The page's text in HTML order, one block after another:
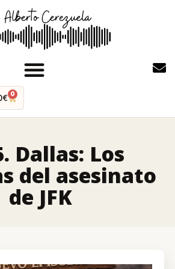
€ 0
Dallas: Los
del asesinato
de JFK